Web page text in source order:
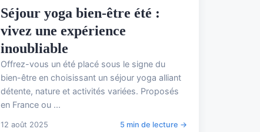
Séjour yoga bien-être été :
vivez une expérience
inoubliable
Offrez-vous un été placé sous le signe du
bien-être en choisissant un séjour yoga alliant
détente, nature et activités variées. Proposés
en France ou ...
12 août 2025 5 min de lecture →